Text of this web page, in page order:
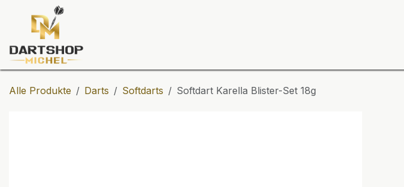
Zum Inhalt springen
Alle Produkte Darts Softdarts Softdart Karella Blister-Set 18g